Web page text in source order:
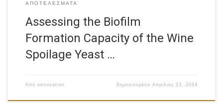
ΑΠΟΤΕΛΈΣΜΑΤΑ
Assessing the Biofilm
Formation Capacity of the Wine
Spoilage Yeast …
Από oenovation δημοσιευμένοΑπρίλιος 23, 2024